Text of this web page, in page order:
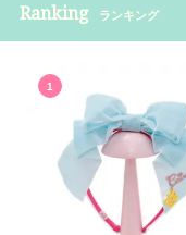
Ranking ランキング
1